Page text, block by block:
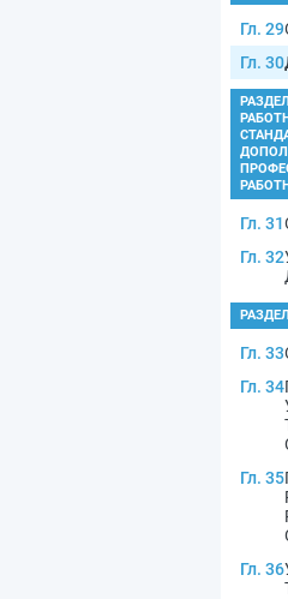
Гл. 29
Гл. 30
Гл. 31
Гл. 32
Гл. 33
Гл. 34
Гл. 35
Гл. 36